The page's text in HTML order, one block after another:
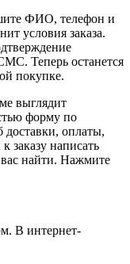
ФИО, телефон и
условия заказа.
Теперь останется
покупке.
выглядит
форму по
доставки, оплаты,
заказу написать
найти. Нажмите
В интернет-